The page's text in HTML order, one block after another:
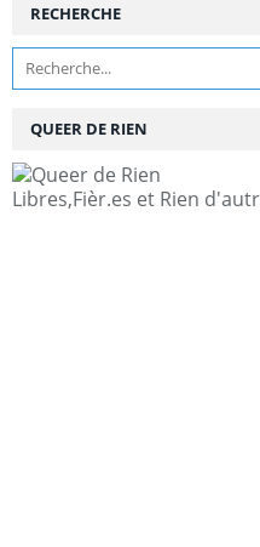
RECHERCHE
QUEER DE RIEN
Libres,Fièr.es et Rien